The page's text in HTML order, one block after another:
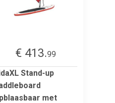
€ 413.99
Stand-up
met